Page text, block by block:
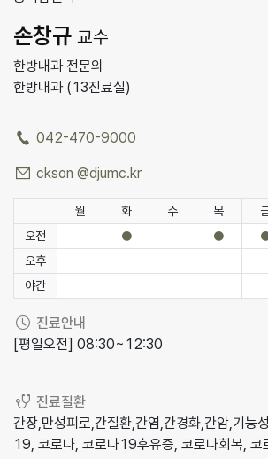
손창규 교수
한방내과 전문의
한방내과 (13진료실)
전화
042-470-9000
이메일
ckson @djumc.kr
진료시간
월 화 수 목
오전
● ●
오후
야간
진료안내
[평일오전] 08:30~12:30
진료질환
간장,만성피로,간질환,간염,간경화,간암,기능
19, 코로나, 코로나19후유증, 코로나회복, 코